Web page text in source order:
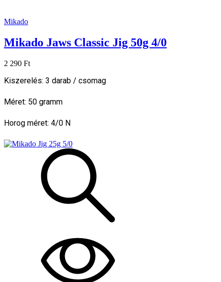
Mikado
Mikado Jaws Classic Jig 50g 4/0
2 290 Ft
Kiszerelés: 3 darab / csomag
Méret: 50 gramm
Horog méret: 4/0 N